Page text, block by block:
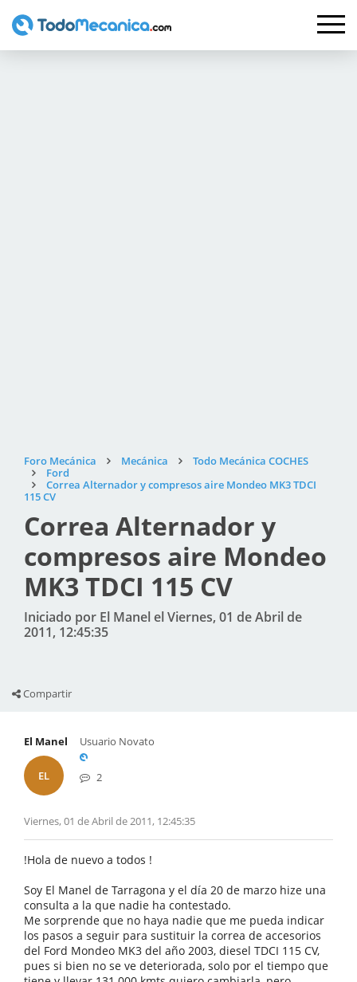
Foro Mecánica Mecánica
Todo Mecánica COCHES
Ford
Correa Alternador y compresos aire Mondeo MK3 TDCI
115 CV
Correa Alternador y
compresos aire Mondeo
MK3 TDCI 115 CV
Iniciado por El Manel el Viernes, 01 de Abril de
2011, 12:45:35
Compartir
El Manel
EL
Usuario Novato
2
Viernes, 01 de Abril de 2011, 12:45:35
!Hola de nuevo a todos !
Soy El Manel de Tarragona y el día 20 de marzo hize una
consulta a la que nadie ha contestado.
Me sorprende que no haya nadie que me pueda indicar
los pasos a seguir para sustituir la correa de accesorios
del Ford Mondeo MK3 del año 2003, diesel TDCI 115 CV,
pues si bien no se ve deteriorada, solo por el tiempo que